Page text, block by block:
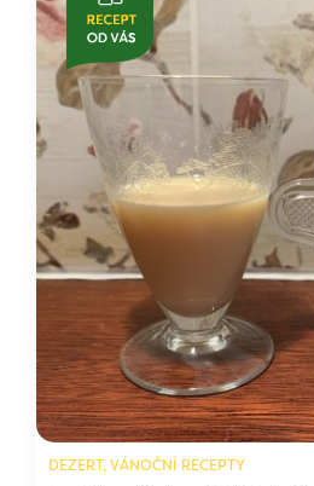
DEZERT, VÁNOČNÍ RECEPTY